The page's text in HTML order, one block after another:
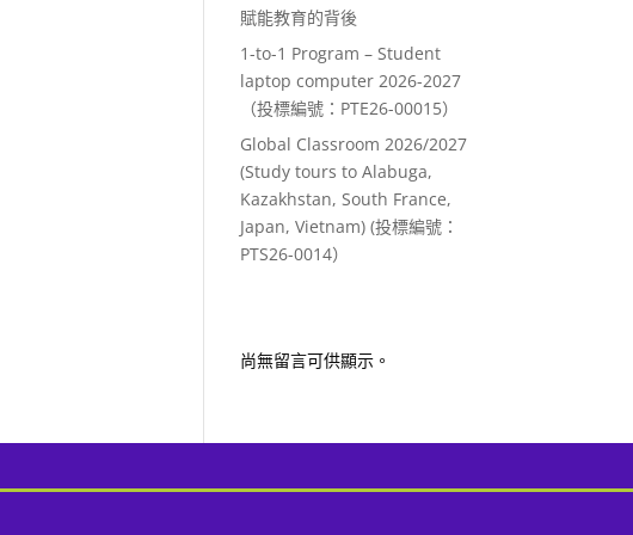
賦能教育的背後
1-to-1 Program – Student
laptop computer 2026-2027
（投標編號：PTE26-00015）
Global Classroom 2026/2027
(Study tours to Alabuga,
Kazakhstan, South France,
Japan, Vietnam) (投標編號：
PTS26-0014）
尚無留言可供顯示。